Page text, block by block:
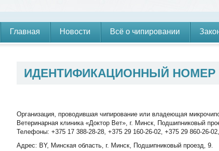
Главная Новости Всё о чипировании
ИДЕНТИФИКАЦИОННЫЙ
Организация, проводившая чипирование или владеющая
Ветеринарная клиника «Доктор Вет», г. Минск, Подшипниковый
Телефоны: +375 17 388-28-28, +375 29 160-26-02, +375 29 860-26-
Адрес: BY, Минская область, г. Минск, Подшипниковый проезд, 9.